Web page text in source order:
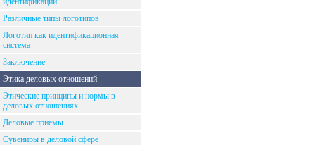
Различные типы логотипов
Логотип как идентификационная
система
Заключение
Этика деловых отношений
Этические принципы и нормы в
деловых отношениях
Деловые приемы
Сувениры в деловой сфере